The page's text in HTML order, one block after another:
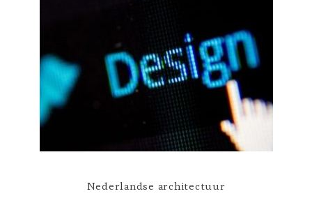
Nederlandse architectuur